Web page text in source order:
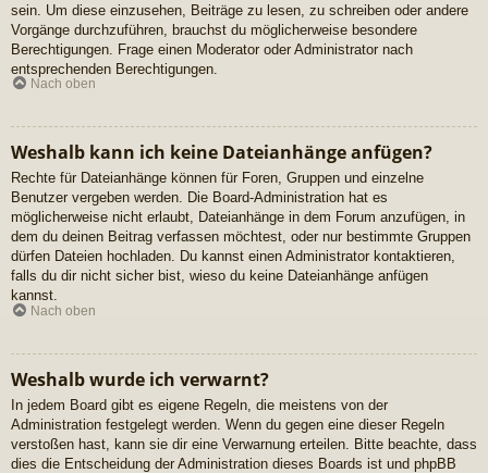
sein. Um diese einzusehen, Beiträge zu lesen, zu schreiben oder andere
Vorgänge durchzuführen, brauchst du möglicherweise besondere
Berechtigungen. Frage einen Moderator oder Administrator nach
entsprechenden Berechtigungen.
Nach oben
Weshalb kann ich keine Dateianhänge anfügen?
Rechte für Dateianhänge können für Foren, Gruppen und einzelne
Benutzer vergeben werden. Die Board-Administration hat es
möglicherweise nicht erlaubt, Dateianhänge in dem Forum anzufügen, in
dem du deinen Beitrag verfassen möchtest, oder nur bestimmte Gruppen
dürfen Dateien hochladen. Du kannst einen Administrator kontaktieren,
falls du dir nicht sicher bist, wieso du keine Dateianhänge anfügen
kannst.
Nach oben
Weshalb wurde ich verwarnt?
In jedem Board gibt es eigene Regeln, die meistens von der
Administration festgelegt werden. Wenn du gegen eine dieser Regeln
verstoßen hast, kann sie dir eine Verwarnung erteilen. Bitte beachte, dass
dies die Entscheidung der Administration dieses Boards ist und phpBB